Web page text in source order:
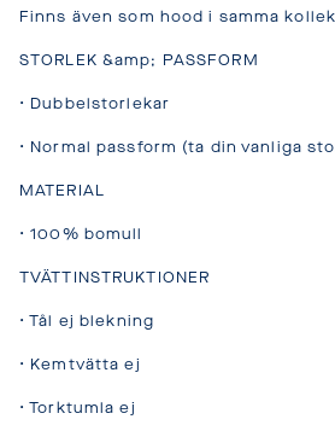
Finns även som hood i samma
STORLEK &amp; PASSFORM
• Dubbelstorlekar
• Normal passform (ta din vanliga
MATERIAL
• 100% bomull
TVÄTTINSTRUKTIONER
• Tål ej blekning
• Kemtvätta ej
• Torktumla ej